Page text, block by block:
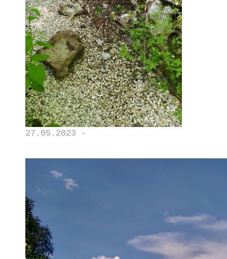
27.05.2023 -